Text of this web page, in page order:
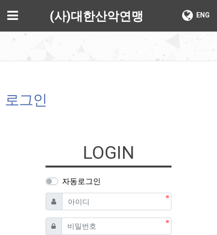
메뉴 ENG
(사)대한산악연맹
로그인
LOGIN
자동로그인
아이디 필수
비밀번호필수